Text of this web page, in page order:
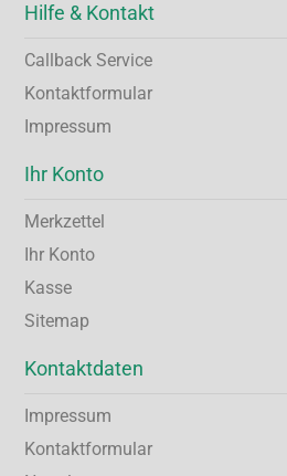
Hilfe & Kontakt
Callback Service
Kontaktformular
Impressum
Ihr Konto
Merkzettel
Ihr Konto
Kasse
Sitemap
Kontaktdaten
Impressum
Kontaktformular